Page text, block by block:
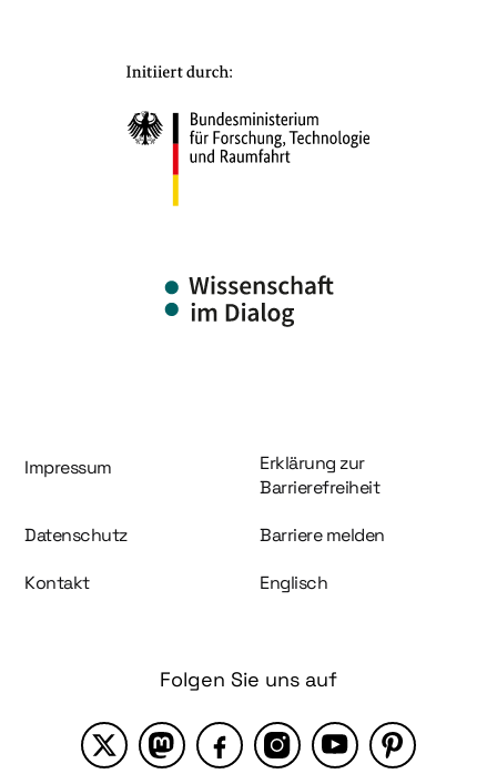
Information und Service
Impressum
Erklärung zur
Barrierefreiheit
Datenschutz Barriere melden
Kontakt Englisch
Folgen Sie uns auf